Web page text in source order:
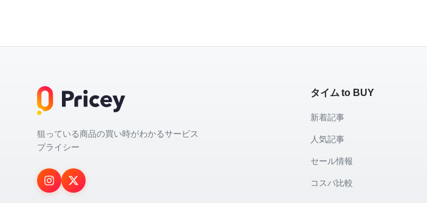
狙っている商品の買い時がわかるサービス
プライシー
タイム to BUY
新着記事
人気記事
セール情報
コスパ比較